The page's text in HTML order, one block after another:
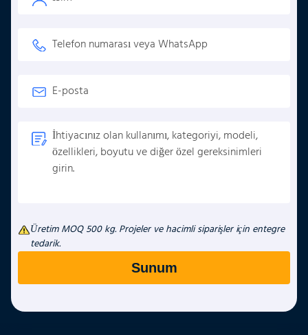
Üretim MOQ 500 kg. Projeler ve hacimli siparişler için entegre
tedarik.